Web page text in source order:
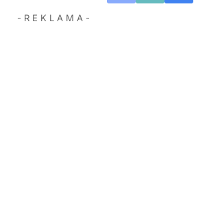
- R E K L A M A -